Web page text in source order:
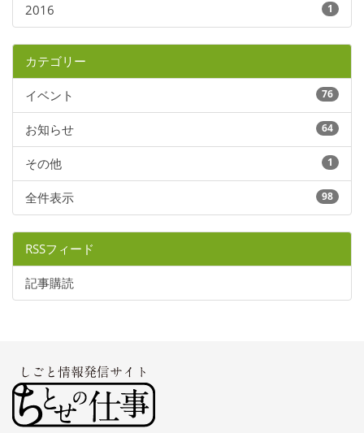
2016 1
カテゴリー
イベント 76
お知らせ 64
その他 1
全件表示 98
RSSフィード
記事購読